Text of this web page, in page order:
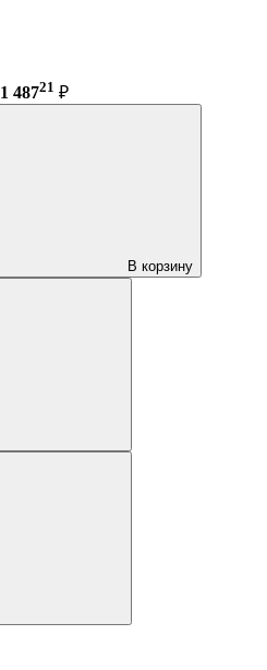
1 48721 ₽
В корзину